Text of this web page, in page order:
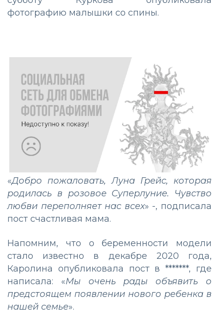
фотографию малышки со спины.
«Добро пожаловать, Луна Грейс, которая
родилась в розовое Суперлуние. Чувство
любви переполняет нас всех» -, подписала
пост счастливая мама.
Напомним, что о беременности модели
стало известно в декабре 2020 года,
Каролина опубликовала пост в *******, где
написала: «Мы очень рады объявить о
предстоящем появлении нового ребенка в
нашей семье».